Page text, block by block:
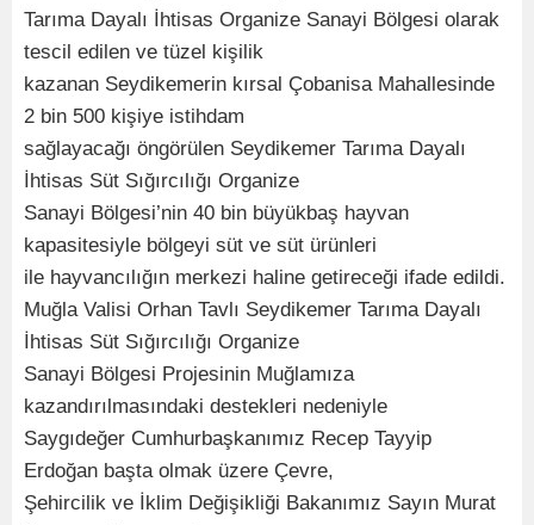
Tarıma Dayalı İhtisas Organize Sanayi Bölgesi olarak
tescil edilen ve tüzel kişilik
kazanan Seydikemerin kırsal Çobanisa Mahallesinde
2 bin 500 kişiye istihdam
sağlayacağı öngörülen Seydikemer Tarıma Dayalı
İhtisas Süt Sığırcılığı Organize
Sanayi Bölgesi’nin 40 bin büyükbaş hayvan
kapasitesiyle bölgeyi süt ve süt ürünleri
ile hayvancılığın merkezi haline getireceği ifade edildi.
Muğla Valisi Orhan Tavlı Seydikemer Tarıma Dayalı
İhtisas Süt Sığırcılığı Organize
Sanayi Bölgesi Projesinin Muğlamıza
kazandırılmasındaki destekleri nedeniyle
Saygıdeğer Cumhurbaşkanımız Recep Tayyip
Erdoğan başta olmak üzere Çevre,
Şehircilik ve İklim Değişikliği Bakanımız Sayın Murat